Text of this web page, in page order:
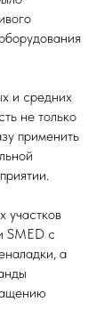
и средних
не только
применить
участков
SMED с
а